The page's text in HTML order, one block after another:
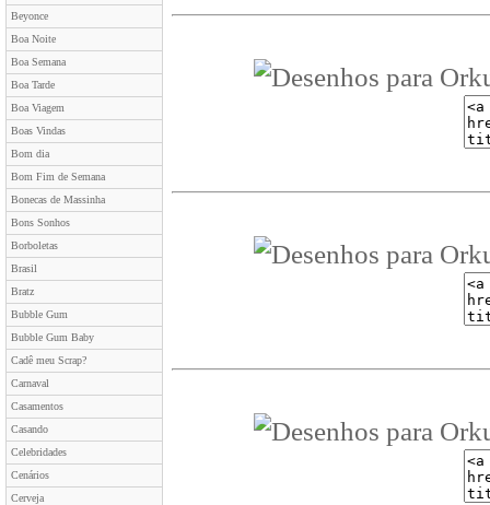
Beyonce
Boa Noite
Boa Semana
Boa Tarde
Boa Viagem
Boas Vindas
Bom dia
Bom Fim de Semana
Bonecas de Massinha
Bons Sonhos
Borboletas
Brasil
Bratz
Bubble Gum
Bubble Gum Baby
Cadê meu Scrap?
Carnaval
Casamentos
Casando
Celebridades
Cenários
Cerveja